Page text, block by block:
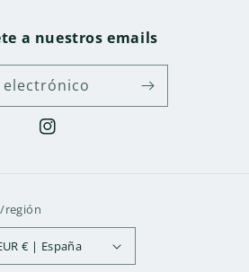
a nuestros emails
electrónico
Instagram
región
EUR € | España